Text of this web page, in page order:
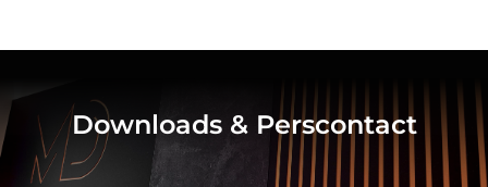
Downloads & Perscontact